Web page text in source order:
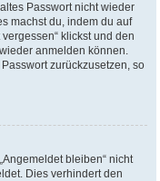
Passwort nicht wieder
machst du, indem du auf
klickst und den
anmelden können.
zurückzusetzen, so
bleiben“ nicht
Dies verhindert den